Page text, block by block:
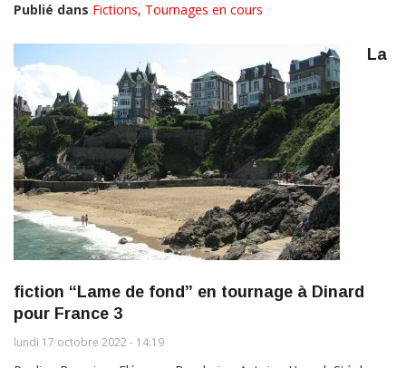
Publié dans Fictions, Tournages en cours
La
fiction “Lame de fond” en tournage à Dinard
pour France 3
lundi 17 octobre 2022 - 14:19